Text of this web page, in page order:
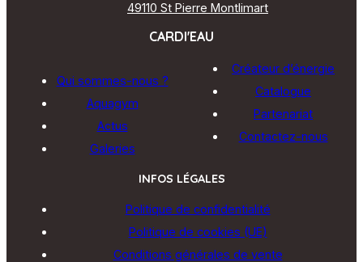
49110 St Pierre Montlimart
CARDI'EAU
Qui sommes-nous ?
Aquagym
Actus
Galeries
Créateur d’énergie
Catalogue
Partenariat
Contactez-nous
INFOS LÉGALES
Politique de confidentialité
Politique de cookies (UE)
Conditions générales de vente